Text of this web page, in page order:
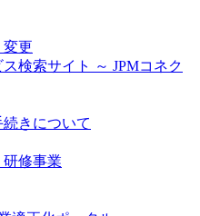
更
検索サイト ～ JPMコネク
きについて
研修事業